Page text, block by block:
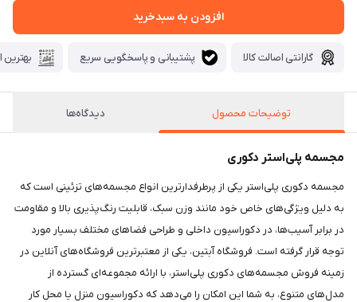
افزودن به سبدخرید
گارانتی اصالت کالا پشتیبانی و پاسخگویی سریع بهترین
توضیحات محصول دیدگاه‌ها
مجسمه پلی‌استر دکوری
مجسمه دکوری پلی‌استر یکی از پرطرفدارترین انواع مجسمه‌های تزئینی است که
به دلیل ویژگی‌های خاص خود مانند وزن سبک، قابلیت رنگ‌پذیری بالا و مقاومت
در برابر آسیب‌ها، در دکوراسیون داخلی و طراحی فضاهای مختلف بسیار مورد
توجه قرار گرفته است. فروشگاه آبتین، یکی از معتبرترین فروشگاه‌های آنلاین در
زمینه فروش مجسمه‌های دکوری پلی‌استر، با ارائه مجموعه‌ای گسترده از
مدل‌های متنوع، به شما این امکان را می‌دهد که دکوراسیون منزل یا محل کار